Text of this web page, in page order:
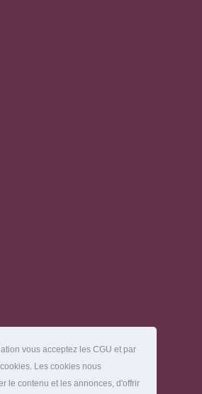
vous acceptez les CGU et par
Les cookies nous
le contenu et les annonces, d'offrir